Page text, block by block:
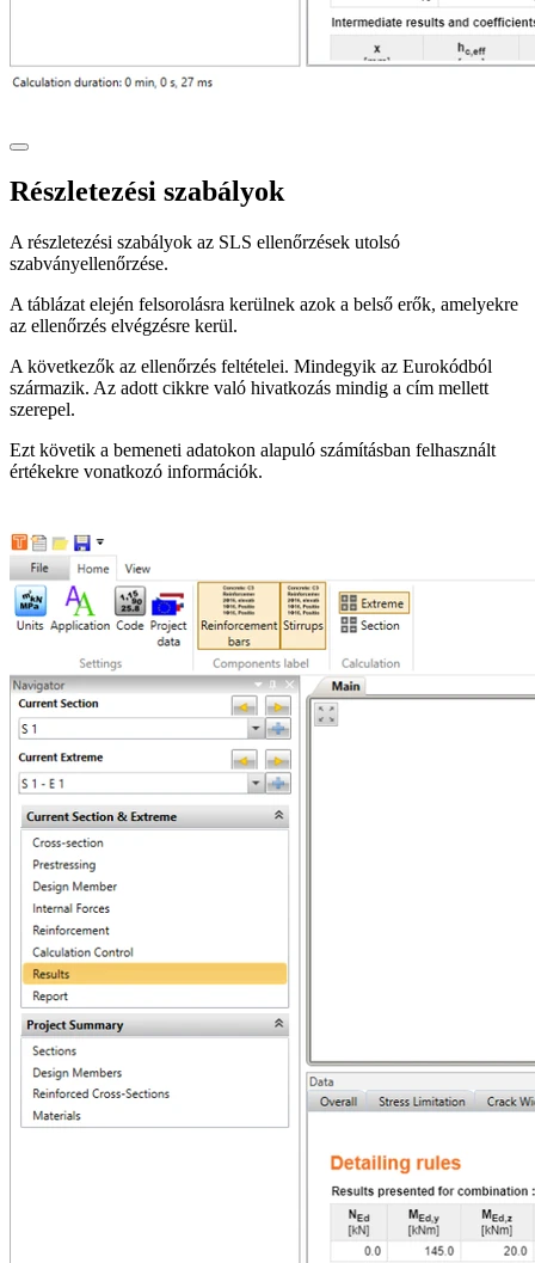
Részletezési szabályok
A részletezési szabályok az SLS ellenőrzések utolsó
szabványellenőrzése.
A táblázat elején felsorolásra kerülnek azok a belső erők, amelyekre
az ellenőrzés elvégzésre kerül.
A következők az ellenőrzés feltételei. Mindegyik az Eurokódból
származik. Az adott cikkre való hivatkozás mindig a cím mellett
szerepel.
Ezt követik a bemeneti adatokon alapuló számításban felhasznált
értékekre vonatkozó információk.